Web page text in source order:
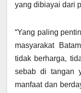
yang dibiayai dari
“Yang paling
masyarakat
tidak berharga,
sebab di tangan
manfaat dan